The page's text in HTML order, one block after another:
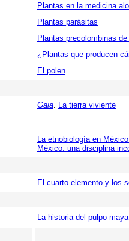
Plantas en la medicina
Plantas parásitas
Plantas precolombinas
¿Plantas que producen
El polen
Gaia La tierra viviente
La etnobiología en
México: una disciplina
El cuarto elemento y los
La historia del pulpo